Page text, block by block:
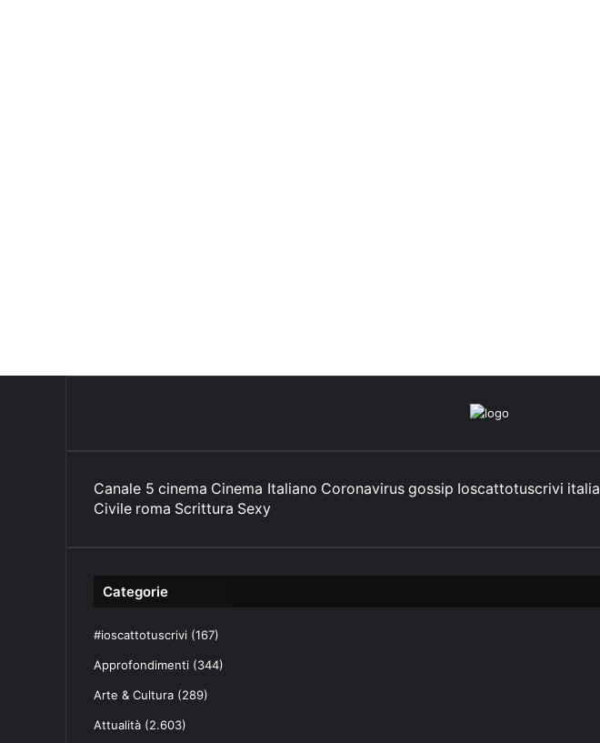
Canale 5 cinema Cinema Italiano Coronavirus gossip Ioscattotuscrivi italia
Civile roma Scrittura Sexy
Categorie
#ioscattotuscrivi (167)
Approfondimenti (344)
Arte & Cultura (289)
Attualità (2.603)